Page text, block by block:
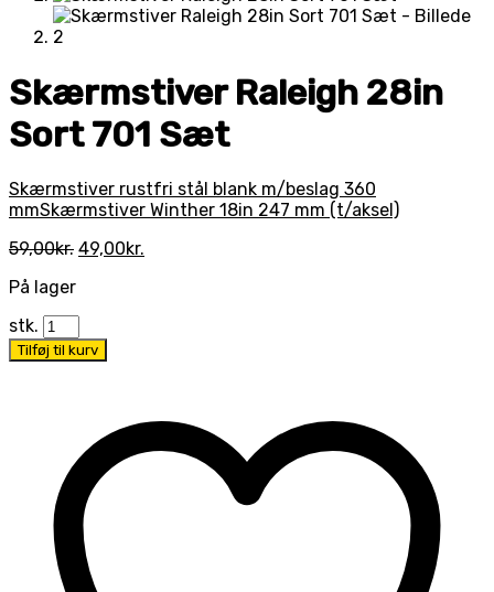
Skærmstiver Raleigh 28in
Sort 701 Sæt
Skærmstiver rustfri stål blank m/beslag 360
mmSkærmstiver Winther 18in 247 mm (t/aksel)
59,00kr. Den
var:
49,00kr.
På lager
stk.
Tilføj til kurv